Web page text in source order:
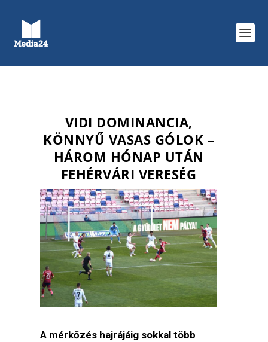
VIDI DOMINANCIA,
KÖNNYŰ VASAS GÓLOK –
HÁROM HÓNAP UTÁN
FEHÉRVÁRI VERESÉG
A mérkőzés hajrájáig sokkal több